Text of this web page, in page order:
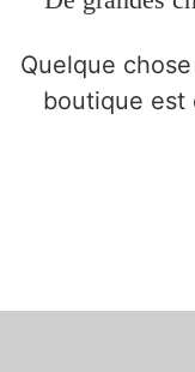
Quelque
boutique est